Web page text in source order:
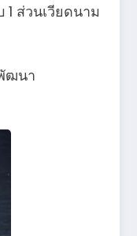
ส่วนเวียดนาม
ฒนา